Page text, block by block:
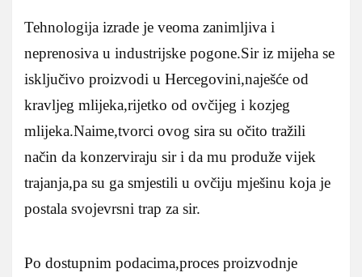
Tehnologija izrade je veoma zanimljiva i
neprenosiva u industrijske pogone.Sir iz mijeha se
isključivo proizvodi u Hercegovini,naješće od
kravljeg mlijeka,rijetko od ovčijeg i kozjeg
mlijeka.Naime,tvorci ovog sira su očito tražili
način da konzerviraju sir i da mu produže vijek
trajanja,pa su ga smjestili u ovčiju mješinu koja je
postala svojevrsni trap za sir.
Po dostupnim podacima,proces proizvodnje